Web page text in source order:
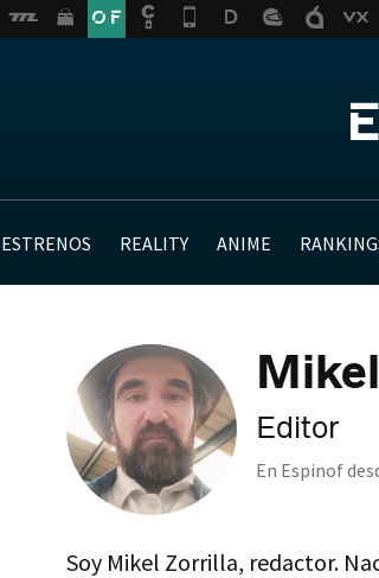
ESTRENOS REALITY ANIME
Editor
En Espinof
Soy Mikel Zorrilla, redactor.